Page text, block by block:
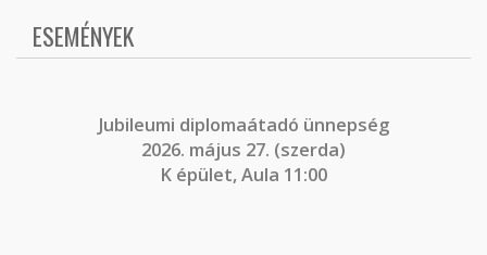
ESEMÉNYEK
Jubileumi diplomaátadó ünnepség
2026. május 27. (szerda)
K épület, Aula 11:00